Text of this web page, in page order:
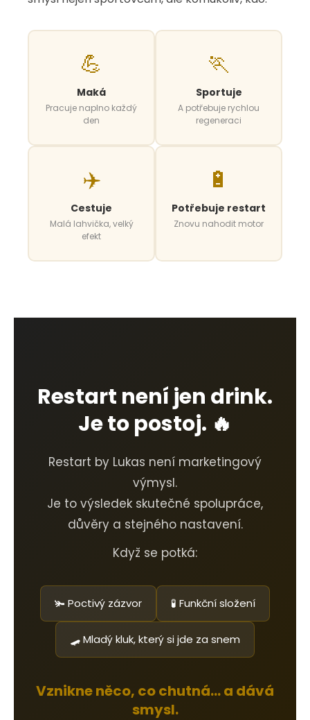
💪
Maká
Pracuje naplno každý
den
🏃
Sportuje
A potřebuje rychlou
regeneraci
✈️
Cestuje
Malá lahvička, velký
efekt
🔋
Potřebuje restart
Znovu nahodit motor
Restart není jen drink.
Je to postoj. 🔥
Restart by Lukas není marketingový
výmysl.
Je to výsledek skutečné spolupráce,
důvěry a stejného nastavení.
Když se potká:
🫚 Poctivý zázvor 🧪 Funkční složení
🛹 Mladý kluk, který si jde za snem
Vznikne něco, co chutná… a dává
smysl.